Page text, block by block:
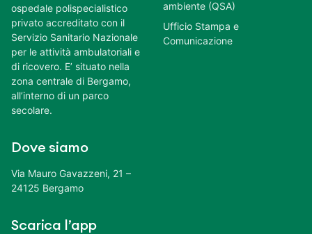
ospedale polispecialistico
privato accreditato con il
Servizio Sanitario Nazionale
per le attività ambulatoriali e
di ricovero. E’ situato nella
zona centrale di Bergamo,
all’interno di un parco
secolare.
Dove siamo
Via Mauro Gavazzeni, 21 –
24125 Bergamo
Scarica l’app
ambiente (QSA)
Ufficio Stampa e
Comunicazione